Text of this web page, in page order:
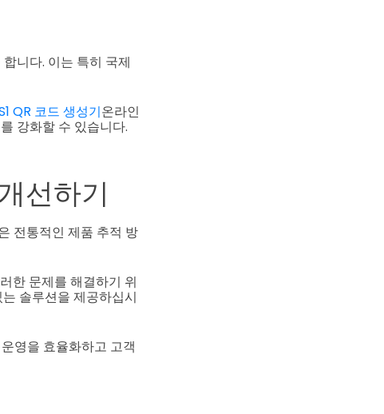
니다. 이는 특히 국제
QR 코드 생성기온라인
강화할 수 있습니다.
선하기
전통적인 제품 추적 방
한 문제를 해결하기 위
솔루션을 제공하십시
영을 효율화하고 고객